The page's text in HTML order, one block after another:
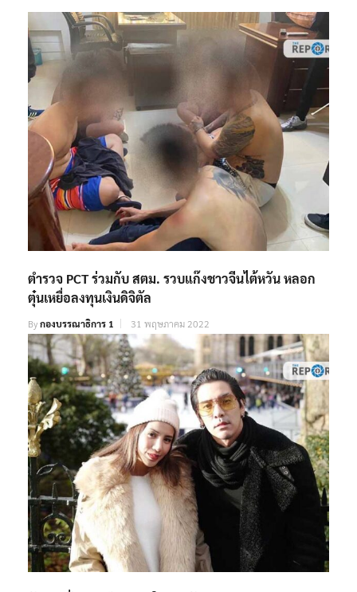
ตำรวจ PCT ร่วมกับ สตม. รวบแก๊งชาวจีนไต้หวัน หลอก
ตุ๋นเหยื่อลงทุนเงินดิจิตัล
Byกองบรรณาธิการ 1 31 พฤษภาคม 2022